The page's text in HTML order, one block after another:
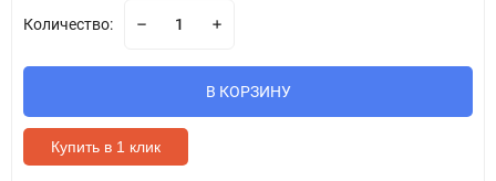
Количество:
В КОРЗИНУ
Купить в 1 клик